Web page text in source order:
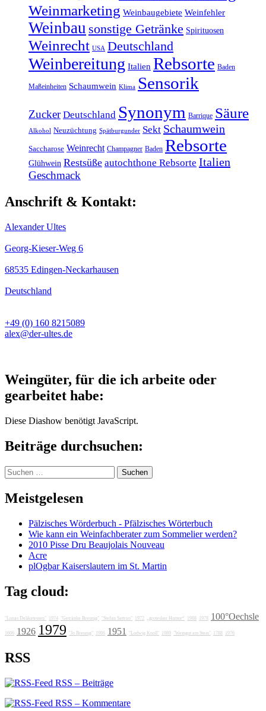
Weinmarketing Weinbaugebiete Weinfehler
Weinbau sonstige Getränke Spirituosen
Weinrecht USA Deutschland
Weinbereitung Italien Rebsorte Baden
Maßeinheiten Schaumwein Klima Sensorik
Zucker Deutschland Synonym Barrique Säure
Alkohol Neuzüchtung Spätburgunder Sekt Schaumwein
Saccharose Weinrecht Champagner Baden Rebsorte
Glühwein Restsüße autochthone Rebsorte Italien
Geschmack
Anschrift & Kontakt:
Alexander Ultes
Georg-Kieser-Weg 6
68535 Edingen-Neckarhausen
Deutschland
+49 (0) 160 8215089
alex@der-ultes.de
Weingüter, für die ich arbeite oder
gearbeitet habe:
Diese Diashow benötigt JavaScript.
Beiträge durchsuchen:
Suchen
nach:
Meistgelesen
Pälzisches Wörderbuch - Pfälzisches Wörterbuch
Wie kann ein Weinfachberater zum Sommelier werden?
2010 Pisse Dru Beaujolais Nouveau
Acre
plOgbar Kaiserslautern im St. Martin
Tag cloud:
"Lunas Delikatessen" 1974 "Getränke Breunig" "Stefan Sattran" 1972 „grotesker Humor“ 1988 1978 100°Oechsle
1606 1926 1979 "Jo Breunig" 1986 1951 "Ludwig Knoll" 1989 "Weingut am Stein" 1788 1976
RSS
RSS – Beiträge
RSS – Kommentare